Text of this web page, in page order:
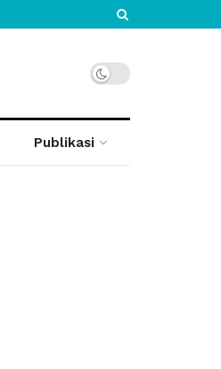
Publikasi